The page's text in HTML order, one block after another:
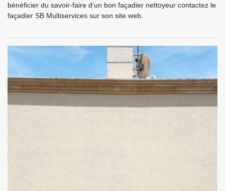
bénéficier du savoir-faire d’un bon façadier nettoyeur contactez le
façadier SB Multiservices sur son site web.